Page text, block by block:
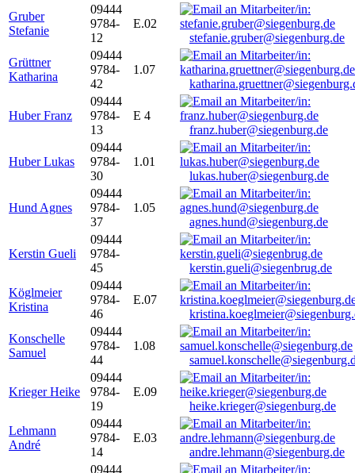
Gruber
Stefanie
09444
9784-
12
E.02
stefanie.gruber@siegenburg.de
Grüttner
Katharina
09444
9784-
42
1.07
Huber Franz
09444
9784-
13
E 4
franz.huber@siegenburg.de
Huber Lukas
09444
9784-
30
1.01
lukas.huber@siegenburg.de
Hund Agnes
09444
9784-
37
1.05
agnes.hund@siegenburg.de
Kerstin Gueli
09444
9784-
45
kerstin.gueli@siegenbrug.de
Köglmeier
Kristina
09444
9784-
46
E.07
Konschelle
Samuel
09444
9784-
44
1.08
Krieger Heike
09444
9784-
19
E.09
heike.krieger@siegenburg.de
Lehmann
André
09444
9784-
14
E.03
andre.lehmann@siegenburg.de
09444